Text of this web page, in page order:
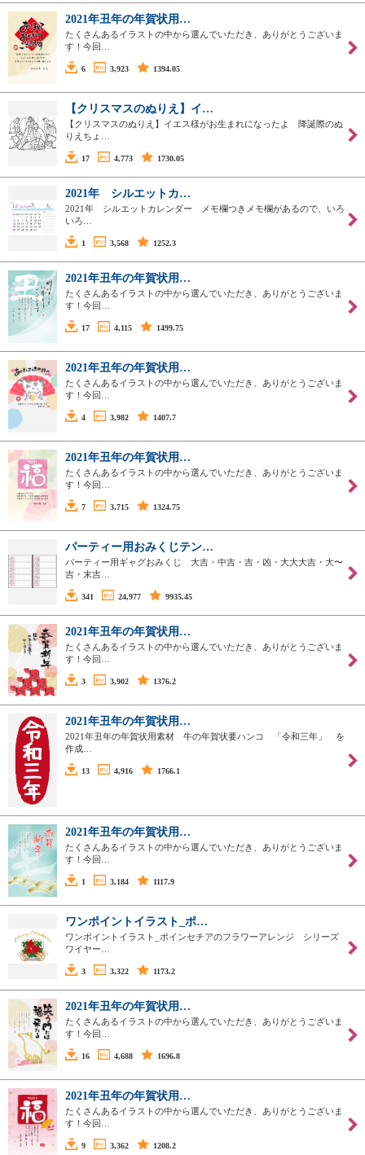
2021年丑年の年賀状用…
たくさんあるイラストの中から選んでいただき、ありがとうございま
す！今回…
6 3,923 1394.05
【クリスマスのぬりえ】イ…
【クリスマスのぬりえ】イエス様がお生まれになったよ 降誕際のぬ
りえちょ…
17 4,773 1730.05
2021年 シルエットカ…
2021年 シルエットカレンダー メモ欄つきメモ欄があるので、いろ
いろ…
1 3,568 1252.3
2021年丑年の年賀状用…
たくさんあるイラストの中から選んでいただき、ありがとうございま
す！今回…
17 4,115 1499.75
2021年丑年の年賀状用…
たくさんあるイラストの中から選んでいただき、ありがとうございま
す！今回…
4 3,982 1407.7
2021年丑年の年賀状用…
たくさんあるイラストの中から選んでいただき、ありがとうございま
す！今回…
7 3,715 1324.75
パーティー用おみくじテン…
パーティー用ギャグおみくじ 大吉・中吉・吉・凶・大大大吉・大〜
吉・末吉…
341 24,977 9935.45
2021年丑年の年賀状用…
たくさんあるイラストの中から選んでいただき、ありがとうございま
す！今回…
3 3,902 1376.2
2021年丑年の年賀状用…
2021年丑年の年賀状用素材 牛の年賀状要ハンコ 「令和三年」 を
作成…
13 4,916 1766.1
2021年丑年の年賀状用…
たくさんあるイラストの中から選んでいただき、ありがとうございま
す！今回…
1 3,184 1117.9
ワンポイントイラスト_ポ…
ワンポイントイラスト_ポインセチアのフラワーアレンジ シリーズ
ワイヤー…
3 3,322 1173.2
2021年丑年の年賀状用…
たくさんあるイラストの中から選んでいただき、ありがとうございま
す！今回…
16 4,688 1696.8
2021年丑年の年賀状用…
たくさんあるイラストの中から選んでいただき、ありがとうございま
す！今回…
9 3,362 1208.2